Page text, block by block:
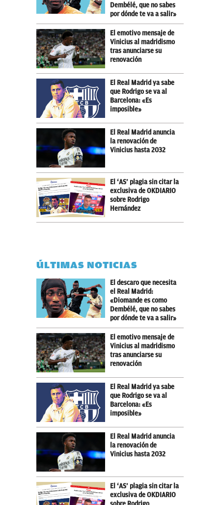
Dembélé, que no sabes
por dónde te va a salir»
El emotivo mensaje de
Vinicius al madridismo
tras anunciarse su
renovación
El Real Madrid ya sabe
que Rodrigo se va al
Barcelona: «Es
imposible»
El Real Madrid anuncia
la renovación de
Vinicius hasta 2032
El ‘AS’ plagia sin citar la
exclusiva de OKDIARIO
sobre Rodrigo
Hernández
ÚLTIMAS NOTICIAS
El descaro que necesita
el Real Madrid:
«Diomande es como
Dembélé, que no sabes
por dónde te va a salir»
El emotivo mensaje de
Vinicius al madridismo
tras anunciarse su
renovación
El Real Madrid ya sabe
que Rodrigo se va al
Barcelona: «Es
imposible»
El Real Madrid anuncia
la renovación de
Vinicius hasta 2032
El ‘AS’ plagia sin citar la
exclusiva de OKDIARIO